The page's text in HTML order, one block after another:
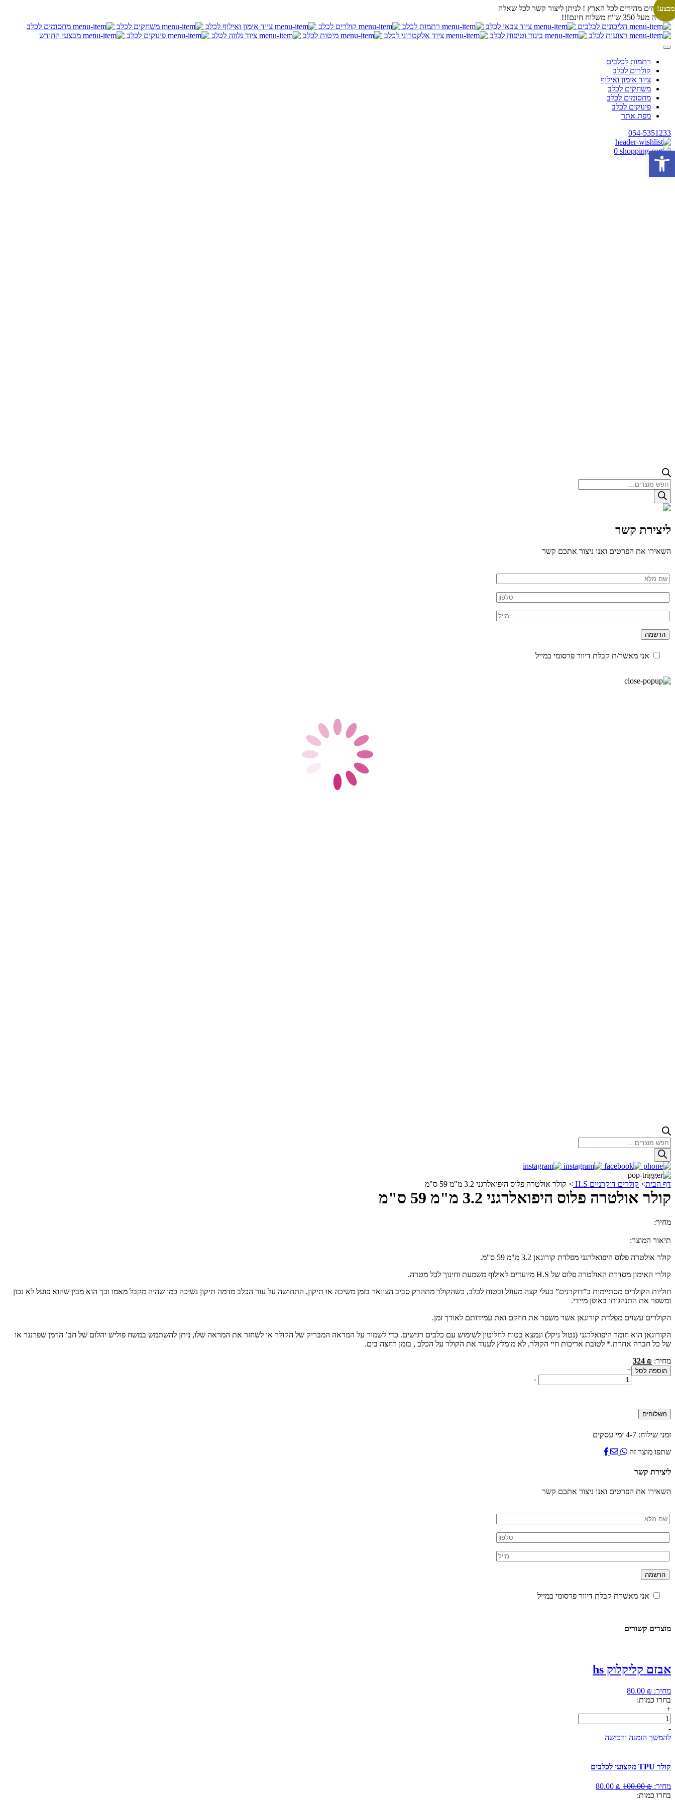
משלוחים מהירים לכל הארץ ! לניתן ליצור קשר לכל שאלה
בקנייה מעל 350 ש"ח משלוח חינם!!!
הליכונים לכלבים
ציוד צבאי לכלב רתמות לכלב קולרים לכלב ציוד אימון ואילוף לכלב משחקים לכלב
מחסומים לכלב
רצועות לכלב
ביגוד וטיפוח לכלב ציוד אלקטרוני לכלב מיטות לכלב ציוד נלווה לכלב פינוקים לכלב מבצעי החודש
רתמות לכלבים
קולרים לכלב
ציוד אימון ואילוף
משחקים לכלב
מחסומים לכלב
פינוקים לכלב
מפת אתר
054-5351233
0
Products
search
ליצירת קשר
השאירו את הפרטים ואנו ניצור אתכם קשר
אני מאשר/ת קבלת דיוור פרסומי במייל
Products
search
דף הבית> קולרים דוקרניים H.S > קולר אולטרה פלוס היפואלרגני 3.2 מ"מ 59 ס"מ
קולר אולטרה פלוס היפואלרגני 3.2 מ"מ 59 ס"מ
מחיר:
תיאור המוצר:
קולר אולטרה פלוס היפואלרגני מפלדת קורוגאן 3.2 מ"מ 59 ס"מ.
קולרי האימון מסדרת האולטרה פלוס של H.S מיועדים לאילוף משמעת וחינוך לכל מטרה.
חוליות הקולרים מסתיימות ב”דוקרנים” בעלי קצה מעוגל ובטוח לכלב, כשהקולר מתהדק סביב הצוואר בזמן משיכה או תיקון, התחושה על עור הכלב מדמה תיקון נשיכה כמו שהיה מקבל מאמו וכך הוא מבין שהוא פועל לא נכון
ומשפר את התנהגותו באופן מיידי.
הקולרים עשוים מפלדת קורוגאן אשר משפר את חוזקם ואת עמידותם לאורך זמן.
הקורוגאן הוא חומר היפואלרגני (נטול ניקל) ונמצא בטוח לחלוטין לשימוש עם כלבים רגישים. כדי לשמור על המראה המבריק של הקולר או לשחזר את המראה שלו, ניתן להשתמש במשח פוליש יהלום של חב’ הרמן שפרנגר או
של כל חברה אחרת.* לטובת אריכות חיי הקולר, לא מומלץ לענוד את הקולר על הכלב , בזמן רחצה בים.
מחיר:
324 ₪
הוספה לסל +
כמות
של
3.2
59
-
משלוחים
זמני שילוח: 4-7 ימי עסקים
שתפו מוצר זה
ליצירת קשר
השאירו את הפרטים ואנו ניצור אתכם קשר
אני מאשרת קבלת דיוור פרסומי במייל
מוצרים קשורים
אבזם קליקלוק hs
מחיר: 80.00 ₪
בחרו כמות:
+
כמות
של
אבזם
קליקלוק
-
להמשך הזמנה ורכישה
מבצע!
קולר TPU מקצועי לכלבים
מחיר: 100.00₪
המחיר
80.00 ₪
המחיר
בחרו כמות:
מבצע!
פתח סרגל נגישות